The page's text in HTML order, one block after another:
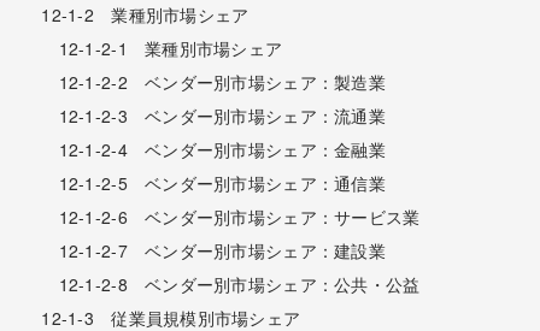
12-1-2 業種別市場シェア
12-1-2-1 業種別市場シェア
12-1-2-2 ベンダー別市場シェア：製造業
12-1-2-3 ベンダー別市場シェア：流通業
12-1-2-4 ベンダー別市場シェア：金融業
12-1-2-5 ベンダー別市場シェア：通信業
12-1-2-6 ベンダー別市場シェア：サービス業
12-1-2-7 ベンダー別市場シェア：建設業
12-1-2-8 ベンダー別市場シェア：公共・公益
12-1-3 従業員規模別市場シェア